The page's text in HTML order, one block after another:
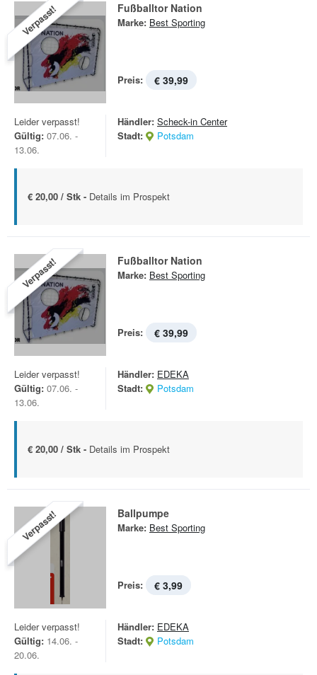
Verpasst! Fußballtor Nation
Marke: Best Sporting
Preis: € 39,99
Leider verpasst!
Gültig: 07.06. -
13.06.
Händler: Scheck-in Center
Stadt:
Potsdam
€ 20,00 / Stk - Details im Prospekt
Verpasst! Fußballtor Nation
Marke: Best Sporting
Preis: € 39,99
Leider verpasst!
Gültig: 07.06. -
13.06.
Händler: EDEKA
Stadt:
Potsdam
€ 20,00 / Stk - Details im Prospekt
Verpasst! Ballpumpe
Marke: Best Sporting
Preis: € 3,99
Leider verpasst!
Gültig: 14.06. -
20.06.
Händler: EDEKA
Stadt:
Potsdam